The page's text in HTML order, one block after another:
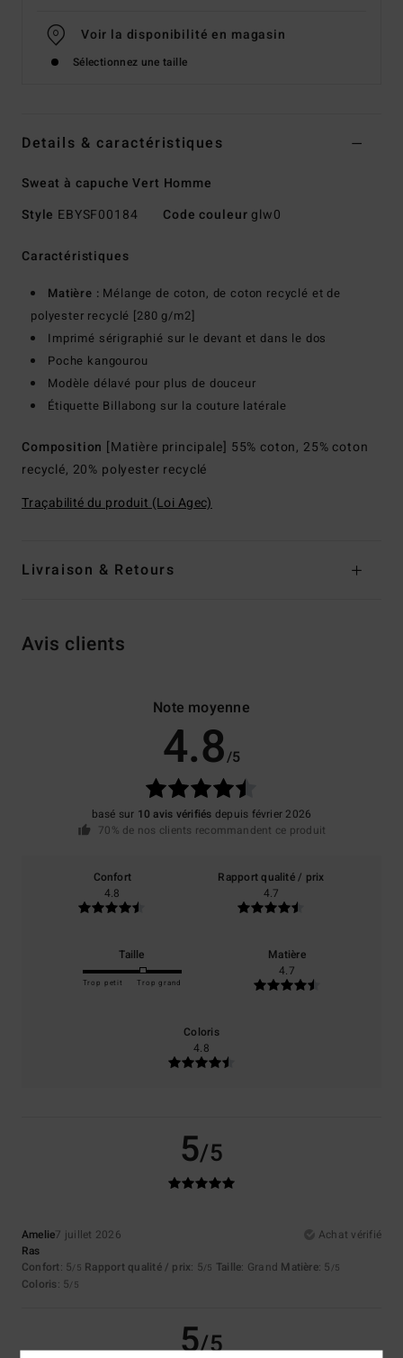
Voir la disponibilité en magasin
Sélectionnez une taille
Details & caractéristiques
Sweat à capuche Vert Homme
Style EBYSF00184 Code couleur glw0
Caractéristiques
Matière : Mélange de coton, de coton recyclé et de
polyester recyclé [280 g/m2]
Imprimé sérigraphié sur le devant et dans le dos
Poche kangourou
Modèle délavé pour plus de douceur
Étiquette Billabong sur la couture latérale
Composition [Matière principale] 55% coton, 25% coton
recyclé, 20% polyester recyclé
Traçabilité du produit (Loi Agec)
Livraison & Retours
Avis clients
Note moyenne
4.8/5
basé sur 10 avis vérifiés depuis février 2026
70% de nos clients recommandent ce produit
Confort
4.8
Rapport qualité / prix
4.7
Taille
Trop petit Trop grand
Matière
4.7
Coloris
4.8
5/5
Amelie7 juillet 2026
Achat vérifié
Ras
Confort: 5/5 Rapport qualité / prix: 5/5 Taille: Grand Matière: 5 /5
Coloris: 5/5
5/5